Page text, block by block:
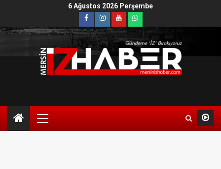
6 Ağustos 2026 Perşembe